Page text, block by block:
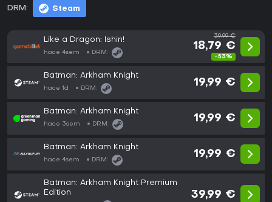
DRM: Steam
Like a Dragon: Ishin!
hace 4sem DRM:
39,99 €
18,79 €
-53%
Batman: Arkham Knight
hace 1d DRM:
19,99 €
Batman: Arkham Knight
hace 3sem DRM:
19,99 €
Batman: Arkham Knight
hace 4sem DRM:
19,99 €
Batman: Arkham Knight Premium
Edition
39,99 €